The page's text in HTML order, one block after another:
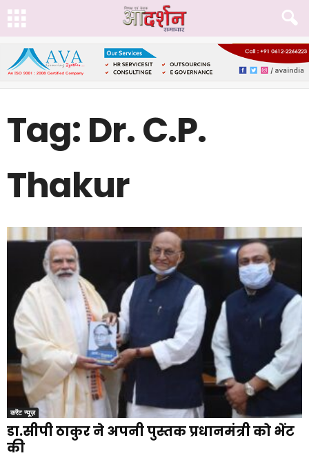
Tag: Dr. C.P.
Thakur
करेंट न्यूज़
डा.सीपी ठाकुर ने अपनी पुस्तक प्रधानमंत्री को भेंट
की